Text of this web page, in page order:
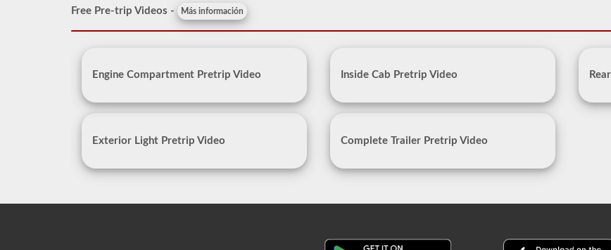
Free Pre-trip Videos - Más información
Engine Compartment Pretrip Video Inside Cab Pretrip Video
Exterior Light Pretrip Video Complete Trailer Pretrip Video